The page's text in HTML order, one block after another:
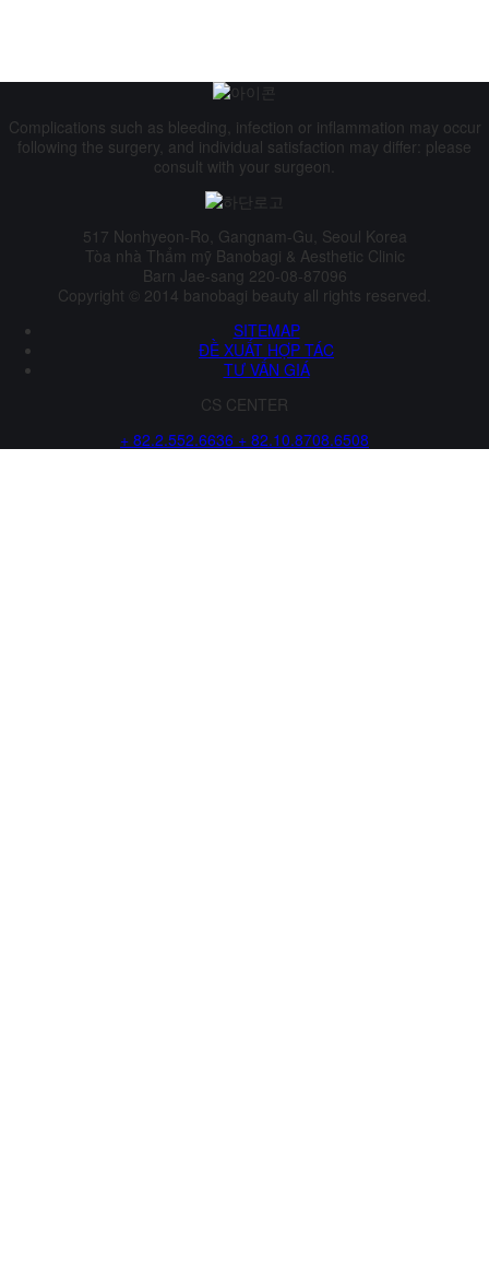
Complications such as bleeding, infection or inflammation may occur
following the surgery, and individual satisfaction may differ: please
consult with your surgeon.
517 Nonhyeon-Ro, Gangnam-Gu, Seoul Korea
Tòa nhà Thẩm mỹ Banobagi & Aesthetic Clinic
Barn Jae-sang 220-08-87096
Copyright © 2014 banobagi beauty all rights reserved.
SITEMAP
ĐỀ XUẤT HỢP TÁC
TƯ VẤN GIÁ
CS CENTER
+ 82.2.552.6636 + 82.10.8708.6508